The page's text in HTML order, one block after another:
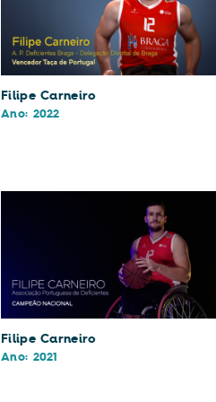
Filipe Carneiro
Ano: 2022
Filipe Carneiro
Ano: 2021